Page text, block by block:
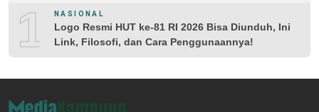
10NASIONAL
Logo Resmi HUT ke-81 RI 2026 Bisa Diunduh, Ini
Link, Filosofi, dan Cara Penggunaannya!